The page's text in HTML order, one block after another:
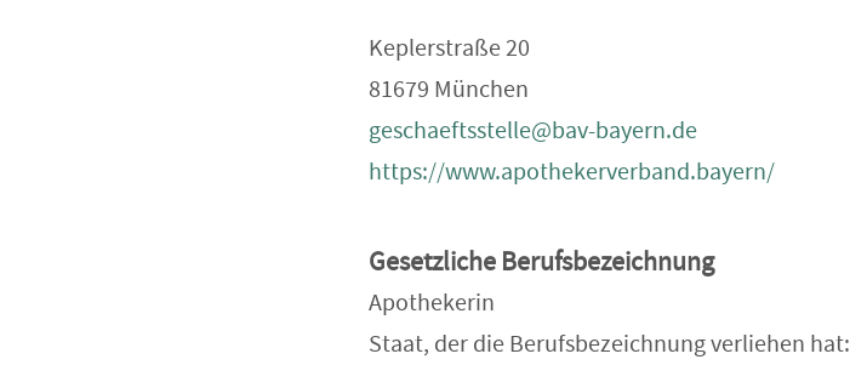
Keplerstraße 20
81679 München
geschaeftsstelle@bav-bayern.de
https://www.apothekerverband.bayern/
Gesetzliche Berufsbezeichnung
Apothekerin
Staat, der die Berufsbezeichnung verliehen hat: